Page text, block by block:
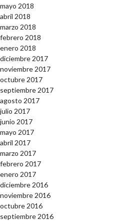
mayo 2018
abril 2018
marzo 2018
febrero 2018
enero 2018
diciembre 2017
noviembre 2017
octubre 2017
septiembre 2017
agosto 2017
julio 2017
junio 2017
mayo 2017
abril 2017
marzo 2017
febrero 2017
enero 2017
diciembre 2016
noviembre 2016
octubre 2016
septiembre 2016